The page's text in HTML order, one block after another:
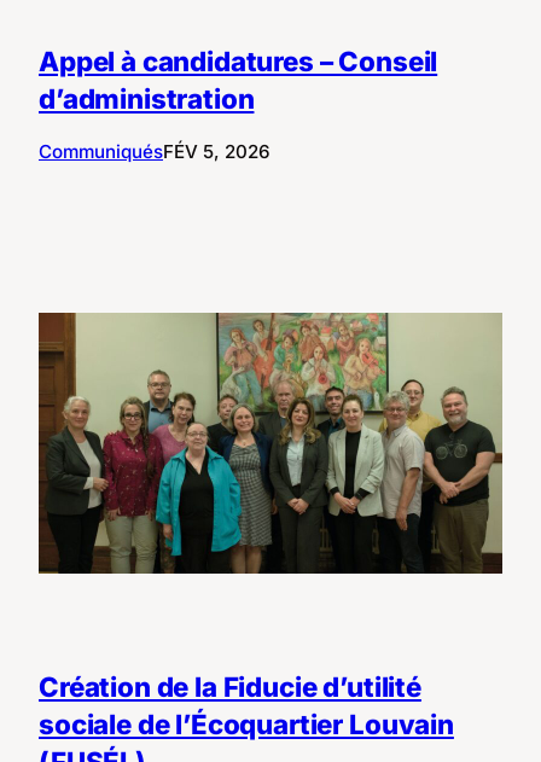
Appel à candidatures – Conseil
d’administration
CommuniquésFÉV 5, 2026
Création de la Fiducie d’utilité
sociale de l’Écoquartier Louvain